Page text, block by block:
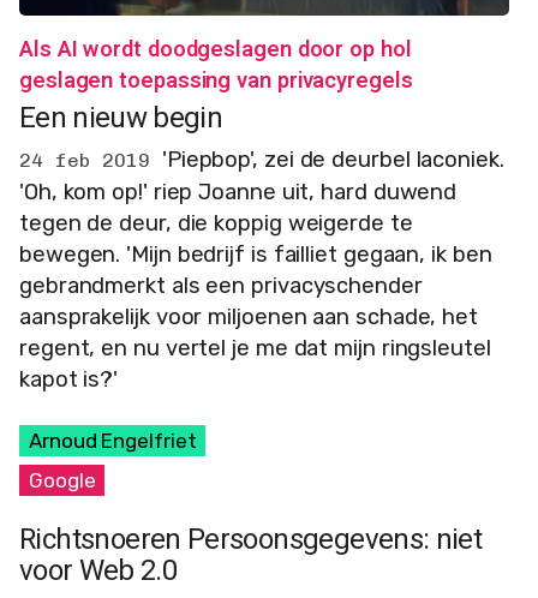
Als AI wordt doodgeslagen door op hol
geslagen toepassing van privacyregels
Een nieuw begin
24 feb 2019 'Piepbop', zei de deurbel laconiek.
'Oh, kom op!' riep Joanne uit, hard duwend
tegen de deur, die koppig weigerde te
bewegen. 'Mijn bedrijf is failliet gegaan, ik ben
gebrandmerkt als een privacyschender
aansprakelijk voor miljoenen aan schade, het
regent, en nu vertel je me dat mijn ringsleutel
kapot is?'
Arnoud Engelfriet
Google
Richtsnoeren Persoonsgegevens: niet
voor Web 2.0